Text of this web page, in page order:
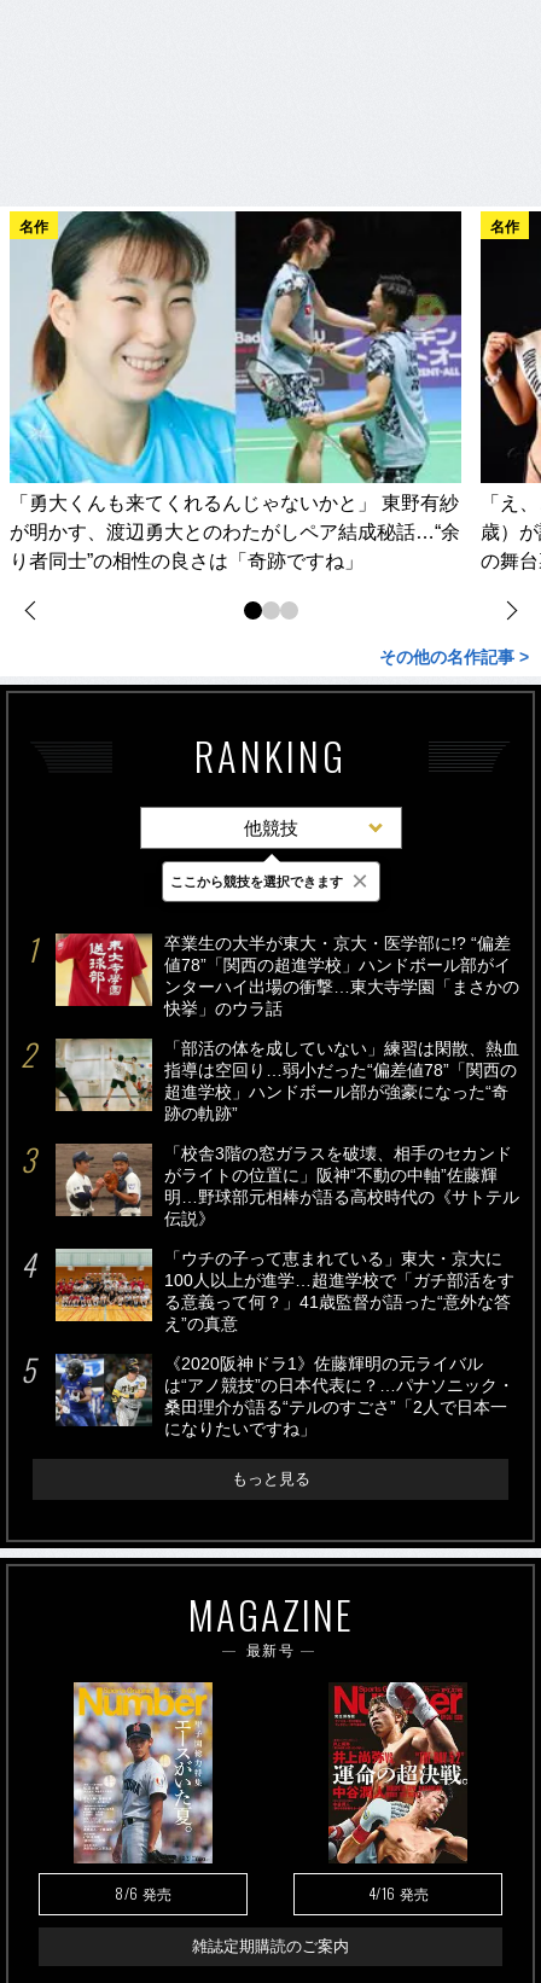
名作
「勇大くんも来てくれるんじゃないかと」 東野有紗
が明かす、渡辺勇大とのわたがしペア結成秘話…“余
り者同士”の相性の良さは「奇跡ですね」
名作
「え
歳）
の舞
その他の名作記事 >
RANKING
他競技
最新 24時間 週間
卒業生の大半が東大・京大・医学部に!? “偏差
値78”「関西の超進学校」ハンドボール部がイ
ンターハイ出場の衝撃…東大寺学園「まさかの
快挙」のウラ話
「部活の体を成していない」練習は閑散、熱血
指導は空回り…弱小だった“偏差値78”「関西の
超進学校」ハンドボール部が強豪になった“奇
跡の軌跡”
「校舎3階の窓ガラスを破壊、相手のセカンド
がライトの位置に」阪神“不動の中軸”佐藤輝
明…野球部元相棒が語る高校時代の《サトテル
伝説》
「ウチの子って恵まれている」東大・京大に
100人以上が進学…超進学校で「ガチ部活をす
る意義って何？」41歳監督が語った“意外な答
え”の真意
《2020阪神ドラ1》佐藤輝明の元ライバル
は“アノ競技”の日本代表に？…パナソニック・
桑田理介が語る“テルのすごさ”「2人で日本一
になりたいですね」
もっと見る
MAGAZINE
最新号
8/6 発売 4/16 発売
雑誌定期購読のご案内
ここから競技を選択できます ×